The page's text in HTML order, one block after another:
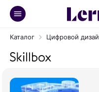
Каталог Цифровой